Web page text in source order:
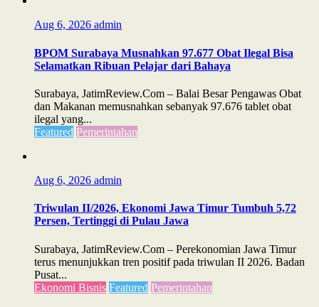
Aug 6, 2026 admin
BPOM Surabaya Musnahkan 97.677 Obat Ilegal Bisa
Selamatkan Ribuan Pelajar dari Bahaya
Surabaya, JatimReview.Com – Balai Besar Pengawas Obat
dan Makanan memusnahkan sebanyak 97.676 tablet obat
ilegal yang...
Featured Pemerintahan
Aug 6, 2026 admin
Triwulan II/2026, Ekonomi Jawa Timur Tumbuh 5,72
Persen, Tertinggi di Pulau Jawa
Surabaya, JatimReview.Com – Perekonomian Jawa Timur
terus menunjukkan tren positif pada triwulan II 2026. Badan
Pusat...
Ekonomi Bisnis Featured Pemerintahan